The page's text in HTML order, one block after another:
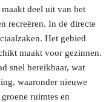
deel uit van het
recreëren. In de directe
Het gebied
maakt voor gezinnen.
snel bereikbaar, wat
waaronder nieuwe
ruimtes en